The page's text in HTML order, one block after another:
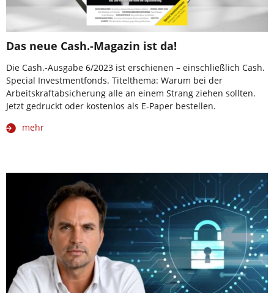
Das neue Cash.-Magazin ist da!
Die Cash.-Ausgabe 6/2023 ist erschienen – einschließlich Cash.
Special Investmentfonds. Titelthema: Warum bei der
Arbeitskraftabsicherung alle an einem Strang ziehen sollten.
Jetzt gedruckt oder kostenlos als E-Paper bestellen.
mehr